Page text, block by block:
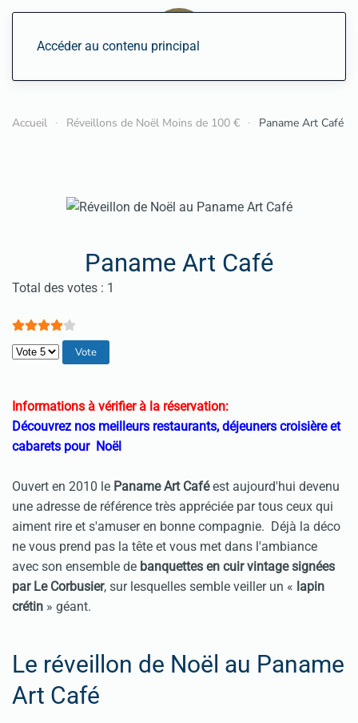
Accéder au contenu principal
Accueil Réveillons de Noël Moins de 100 € Paname Art Café
Paname Art Café
Vote utilisateur:4/
Total des votes : 1
Veuillez voter
Informations à vérifier à la réservation:
Découvrez nos meilleurs restaurants, déjeuners croisière et
cabarets pour Noël
Ouvert en 2010 le Paname Art Caféest aujourd'hui devenu
une adresse de référence très appréciée par tous ceux qui
aiment rire et s'amuser en bonne compagnie. Déjà la déco
ne vous prend pas la tête et vous met dans l'ambiance
avec son ensemble de banquettes en cuir vintage signées
par Le Corbusier, sur lesquelles semble veiller un « lapin
crétin » géant.
Le réveillon de Noël au Paname
Art Café